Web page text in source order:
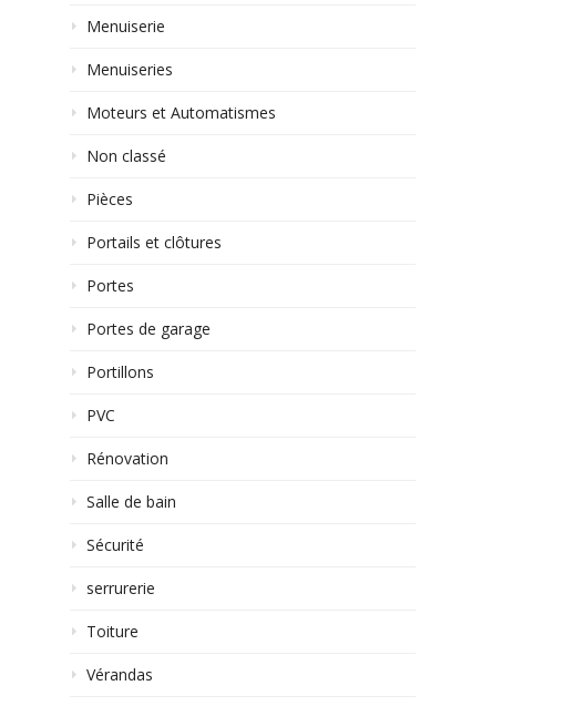
Menuiserie
Menuiseries
Moteurs et Automatismes
Non classé
Pièces
Portails et clôtures
Portes
Portes de garage
Portillons
PVC
Rénovation
Salle de bain
Sécurité
serrurerie
Toiture
Vérandas